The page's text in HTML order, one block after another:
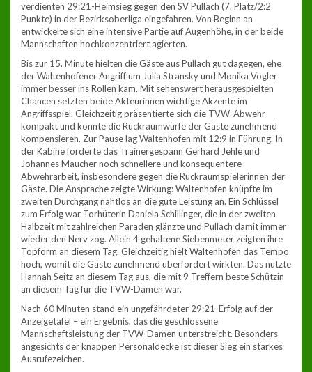
verdienten 29:21-Heimsieg gegen den SV Pullach (7. Platz/2:2
Punkte) in der Bezirksoberliga eingefahren. Von Beginn an
entwickelte sich eine intensive Partie auf Augenhöhe, in der beide
Mannschaften hochkonzentriert agierten.
Bis zur 15. Minute hielten die Gäste aus Pullach gut dagegen, ehe
der Waltenhofener Angriff um Julia Stransky und Monika Vogler
immer besser ins Rollen kam. Mit sehenswert herausgespielten
Chancen setzten beide Akteurinnen wichtige Akzente im
Angriffsspiel. Gleichzeitig präsentierte sich die TVW-Abwehr
kompakt und konnte die Rückraumwürfe der Gäste zunehmend
kompensieren. Zur Pause lag Waltenhofen mit 12:9 in Führung. In
der Kabine forderte das Trainergespann Gerhard Jehle und
Johannes Maucher noch schnellere und konsequentere
Abwehrarbeit, insbesondere gegen die Rückraumspielerinnen der
Gäste. Die Ansprache zeigte Wirkung: Waltenhofen knüpfte im
zweiten Durchgang nahtlos an die gute Leistung an. Ein Schlüssel
zum Erfolg war Torhüterin Daniela Schillinger, die in der zweiten
Halbzeit mit zahlreichen Paraden glänzte und Pullach damit immer
wieder den Nerv zog. Allein 4 gehaltene Siebenmeter zeigten ihre
Topform an diesem Tag. Gleichzeitig hielt Waltenhofen das Tempo
hoch, womit die Gäste zunehmend überfordert wirkten. Das nützte
Hannah Seitz an diesem Tag aus, die mit 9 Treffern beste Schützin
an diesem Tag für die TVW-Damen war.
Nach 60 Minuten stand ein ungefährdeter 29:21-Erfolg auf der
Anzeigetafel – ein Ergebnis, das die geschlossene
Mannschaftsleistung der TVW-Damen unterstreicht. Besonders
angesichts der knappen Personaldecke ist dieser Sieg ein starkes
Ausrufezeichen.